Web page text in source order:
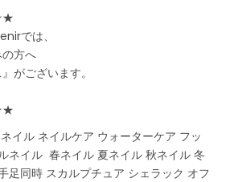
では、
方へ
がございます。
ル ネイルケア ウォーターケア フッ
ネイル 春ネイル 夏ネイル 秋ネイル 冬
足同時 スカルプチュア シェラック オフ